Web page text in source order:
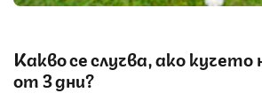
Какво се случва, ако кучето
от 3 дни?